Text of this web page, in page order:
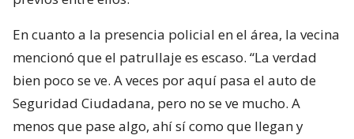
En cuanto a la presencia policial en el área, la vecina
mencionó que el patrullaje es escaso. “La verdad
bien poco se ve. A veces por aquí pasa el auto de
Seguridad Ciudadana, pero no se ve mucho. A
menos que pase algo, ahí sí como que llegan y